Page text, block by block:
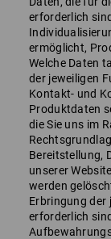
erforderlich
ermöglicht,
Welche Daten
der jeweiligen
Kontakt- und
Produktdaten
die Sie uns im
Bereitstellung,
unserer
werden
Erbringung der
erforderlich